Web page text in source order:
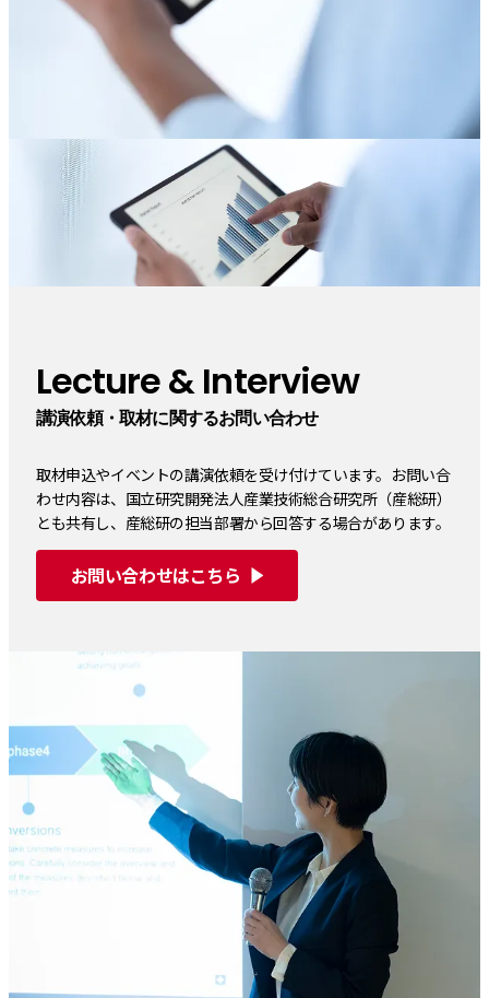
Lecture & Interview
講演依頼・取材に関するお問い合わせ
取材申込やイベントの講演依頼を受け付けています。お問い合
わせ内容は、国立研究開発法人産業技術総合研究所（産総研）
とも共有し、産総研の担当部署から回答する場合があります。
お問い合わせはこちら